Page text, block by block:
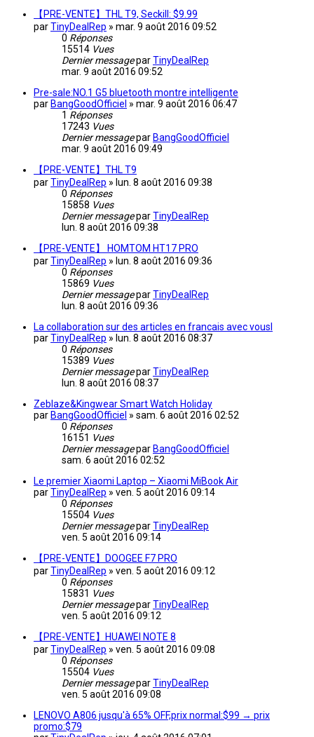
【PRE-VENTE】THL T9, Seckill: $9.99
parTinyDealRep » mar. 9 août 2016 09:52
0 Réponses
15514 Vues
Dernier messageparTinyDealRep
mar. 9 août 2016 09:52
Pre-sale:NO.1 G5 bluetooth montre intelligente
par BangGoodOfficiel » mar. 9 août 2016 06:47
1 Réponses
17243 Vues
Dernier messagepar BangGoodOfficiel
mar. 9 août 2016 09:49
【PRE-VENTE】THL T9
parTinyDealRep » lun. 8 août 2016 09:38
0 Réponses
15858 Vues
Dernier messageparTinyDealRep
lun. 8 août 2016 09:38
【PRE-VENTE】 HOMTOM HT17 PRO
parTinyDealRep » lun. 8 août 2016 09:36
0 Réponses
15869 Vues
Dernier messageparTinyDealRep
lun. 8 août 2016 09:36
La collaboration sur des articles en francais avec vousl
parTinyDealRep » lun. 8 août 2016 08:37
0 Réponses
15389 Vues
Dernier messageparTinyDealRep
lun. 8 août 2016 08:37
Zeblaze&Kingwear Smart Watch Holiday
par BangGoodOfficiel » sam. 6 août 2016 02:52
0 Réponses
16151 Vues
Dernier messagepar BangGoodOfficiel
sam. 6 août 2016 02:52
Le premier Xiaomi Laptop – Xiaomi MiBook Air
parTinyDealRep » ven. 5 août 2016 09:14
0 Réponses
15504 Vues
Dernier messageparTinyDealRep
ven. 5 août 2016 09:14
【PRE-VENTE】DOOGEE F7 PRO
parTinyDealRep » ven. 5 août 2016 09:12
0 Réponses
15831 Vues
Dernier messageparTinyDealRep
ven. 5 août 2016 09:12
【PRE-VENTE】HUAWEI NOTE 8
parTinyDealRep » ven. 5 août 2016 09:08
0 Réponses
15504 Vues
Dernier messageparTinyDealRep
ven. 5 août 2016 09:08
LENOVO A806 jusqu'à 65% OFF,prix normal:$99 → prix
promo:$79